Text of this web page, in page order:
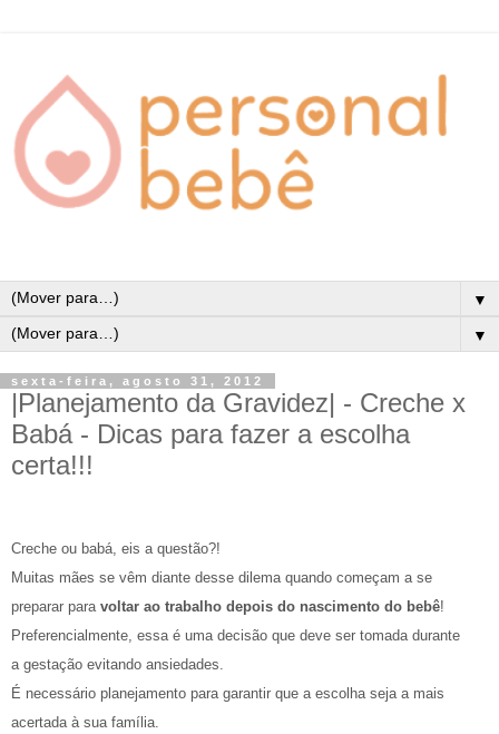
▼
▼
sexta-feira, agosto 31, 2012
|Planejamento da Gravidez| - Creche x
Babá - Dicas para fazer a escolha
certa!!!
Creche ou babá, eis a questão?!
Muitas mães se vêm diante desse dilema quando começam a se
preparar para voltar ao trabalho depois do nascimento do bebê!
Preferencialmente, essa é uma decisão que deve ser tomada durante
a gestação evitando ansiedades.
É necessário planejamento para garantir que a escolha seja a mais
acertada à sua família.